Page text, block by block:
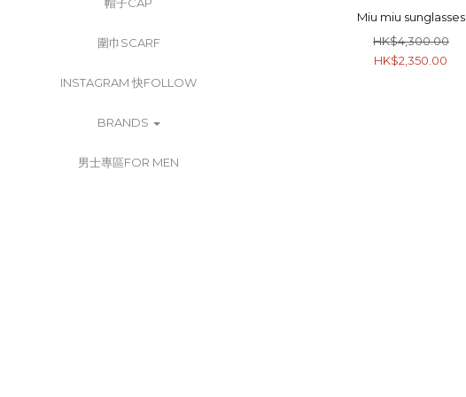
圍巾SCARF
INSTAGRAM 快FOLLOW
BRANDS
男士專區FOR MEN
Miu miu sunglasses
HK$4,300.00
HK$2,350.00